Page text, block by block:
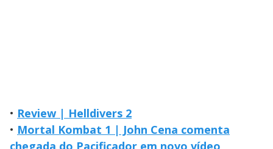
• Review | Helldivers 2
• Mortal Kombat 1 | John Cena comenta